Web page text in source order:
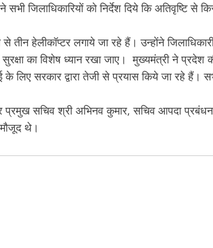
जिलाधिकारियों को निर्देश दिये कि अतिवृष्टि से
तीन हेलीकॉप्टर लगाये जा रहे हैं। उन्होंने
सुरक्षा का विशेष ध्यान रखा जाए। मुख्यमंत्री ने
लिए सरकार द्वारा तेजी से प्रयास किये जा रहे हैं।
सचिव श्री अभिनव कुमार, सचिव आपदा
मौजूद थे।